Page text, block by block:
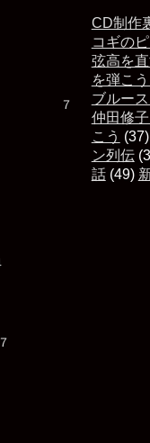
った ７
CD制作
コギの
弦高を
を弾こ
ブルー
仲田修
こう (37)
ン列伝
話(49)